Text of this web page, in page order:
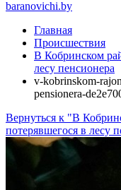
baranovichi.by
Главная
Происшествия
В Кобринском
лесу пенсионера
v-kobrinskom-
pensionera-
Вернуться к "В
потерявшегося в лесу